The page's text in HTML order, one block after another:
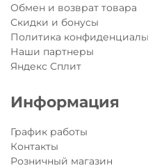
Обмен и возврат товара
Скидки и бонусы
Политика
Наши партнеры
Яндекс Сплит
Информация
График работы
Контакты
Розничный магазин